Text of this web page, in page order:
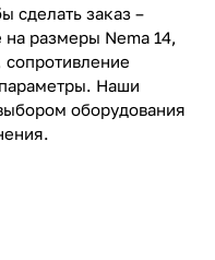
сделать заказ –
размеры Nema 14,
сопротивление
Наши
оборудования